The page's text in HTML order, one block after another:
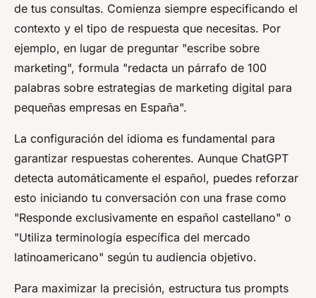
de tus consultas. Comienza siempre especificando el
contexto y el tipo de respuesta que necesitas. Por
ejemplo, en lugar de preguntar "escribe sobre
marketing", formula "redacta un párrafo de 100
palabras sobre estrategias de marketing digital para
pequeñas empresas en España".
La configuración del idioma es fundamental para
garantizar respuestas coherentes. Aunque ChatGPT
detecta automáticamente el español, puedes reforzar
esto iniciando tu conversación con una frase como
"Responde exclusivamente en español castellano" o
"Utiliza terminología específica del mercado
latinoamericano" según tu audiencia objetivo.
Para maximizar la precisión, estructura tus prompts